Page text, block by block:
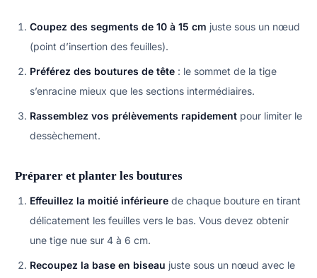
Coupez des segments de 10 à 15 cm juste sous un nœud
(point d’insertion des feuilles).
Préférez des boutures de tête : le sommet de la tige
s’enracine mieux que les sections intermédiaires.
Rassemblez vos prélèvements rapidement pour limiter le
dessèchement.
Préparer et planter les boutures
Effeuillez la moitié inférieure de chaque bouture en tirant
délicatement les feuilles vers le bas. Vous devez obtenir
une tige nue sur 4 à 6 cm.
Recoupez la base en biseau juste sous un nœud avec le